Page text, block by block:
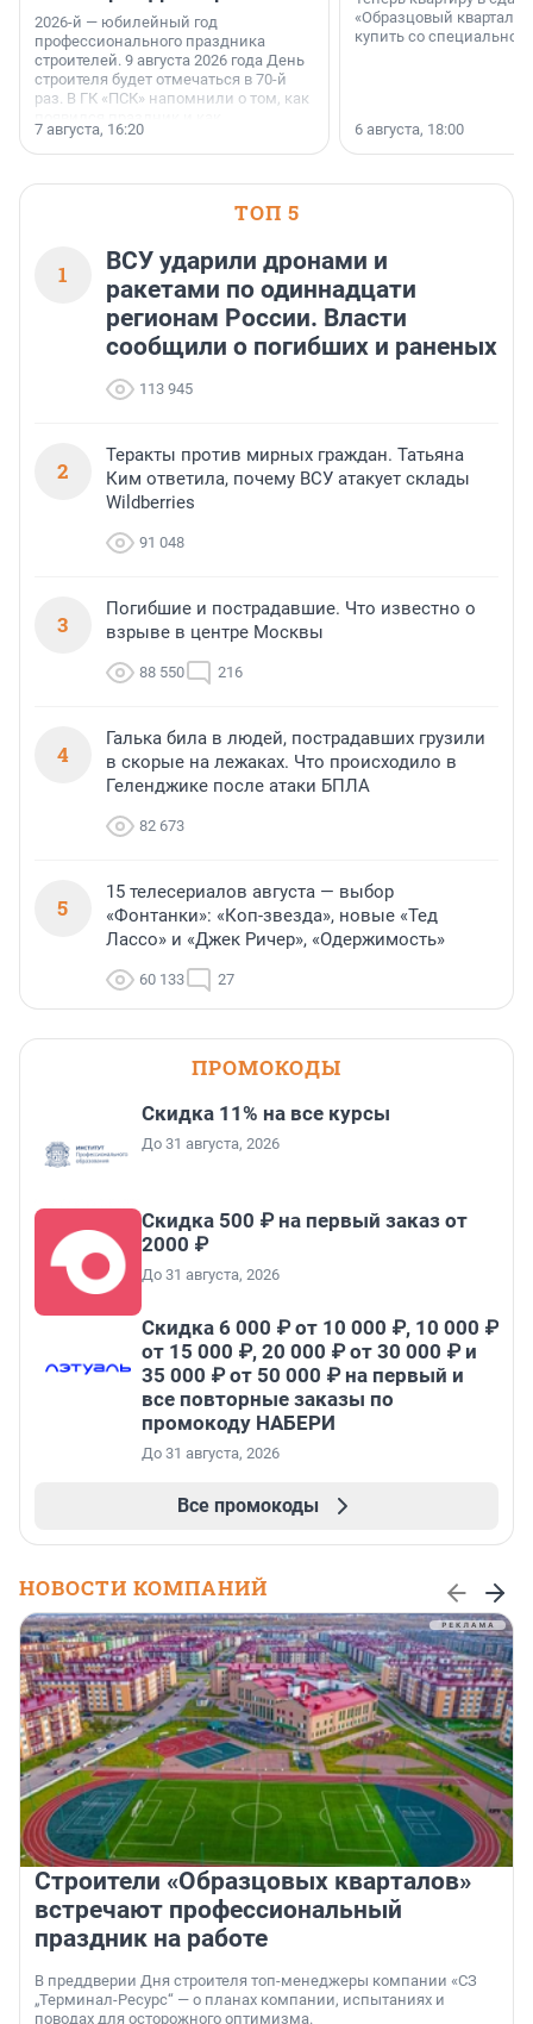
2026-й — юбилейный год
профессионального праздника
строителей. 9 августа 2026 года День
строителя будет отмечаться в 70-й
раз. В ГК «ПСК» напомнили о том, как
поменялась роль строительства.
7 августа, 16:20
«Образцовый квартал
купить со специальной
6 августа, 18:00
ТОП 5
1
ВСУ ударили дронами и
ракетами по одиннадцати
регионам России. Власти
сообщили о погибших и раненых
113 945
2
Теракты против мирных граждан. Татьяна
Ким ответила, почему ВСУ атакует склады
Wildberries
91 048
3
Погибшие и пострадавшие. Что известно о
взрыве в центре Москвы
88 550 216
4
Галька била в людей, пострадавших грузили
в скорые на лежаках. Что происходило в
Геленджике после атаки БПЛА
82 673
5
15 телесериалов августа — выбор
«Фонтанки»: «Коп-звезда», новые «Тед
Лассо» и «Джек Ричер», «Одержимость»
60 133 27
ПРОМОКОДЫ
Скидка 11% на все курсы
До 31 августа, 2026
Скидка 500 ₽ на первый заказ от
2000 ₽
До 31 августа, 2026
Скидка 6 000 ₽ от 10 000 ₽, 10 000 ₽
от 15 000 ₽, 20 000 ₽ от 30 000 ₽ и
35 000 ₽ от 50 000 ₽ на первый и
все повторные заказы по
промокоду НАБЕРИ
До 31 августа, 2026
Все промокоды
НОВОСТИ КОМПАНИЙ
Строители «Образцовых кварталов»
встречают профессиональный
праздник на работе
В преддверии Дня строителя топ-менеджеры компании «СЗ
„Терминал-Ресурс“ — о планах компании, испытаниях и
поводах для осторожного оптимизма.